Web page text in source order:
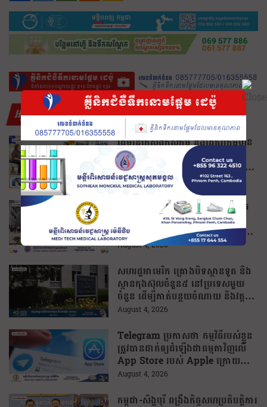
អត្ថបទថ្មីៗ
រដ្ឋមន្រ្តីក្រសួងកសិកម្ម និងដៃគូរក្រុមហ៊ុន
ហ្វីលីពីន ជួបពិភាក្សាលើលទ្ធភាពជំរុញ
ការនាំចេញកសិផលអង្ករកម្ពុជា ចូលទី
ផ្សារហ្វីលីពីន
August 4, 2026
មីយ៉ាន់ម៉ា អះអាងថា ក្រុមប្រដាប់អាវុធ
ជនជាតិភាគតិច ទទួលសំណូកពីក្រុម
ឆបោកអនឡាញ (Online Scam) ជា
ថ្នូរនឹងការជួយរត់ចូលប្រទេសថៃ!
August 4, 2026
សហរដ្ឋអាមេរិក គ្រោងបិទស្ថានទូត និង
ស្ថានកុងស៊ុលចំនួន៥ នៅប្រទេសមួយ
ចំនួន ដើម្បីកាត់បន្ថយចំណាយ និងវត្ត
មានការទូតដែលគ្មានប្រសិទ្ធភាព
August 4, 2026
Telegram ប្រកាសថា កម្មវិធីរបស់ខ្លួន
ត្រូវបានដាក់ឲ្យដំឡើងជាធម្មតាវិញលើ
App Store របស់ Apple ក្រោយបាត់
ខ្លួនដោយគ្មានការបញ្ជាក់ពីមូលហេតុ
August 4, 2026
កម្ពុជា-សិង្ហបុរី ពង្រឹងកិច្ចសហប្រតិបត្តិការ